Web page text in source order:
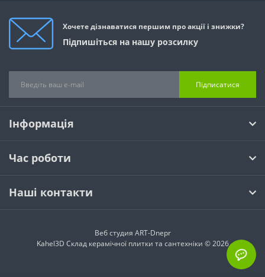
Хочете дізнаватися першим про акції і знижки?
Підпишіться на нашу розсилку
Підписатися
Інформація
Час роботи
Наші контакти
Веб студия ART-Dnepr
Kahel3D Склад керамічної плитки та сантехніки © 2026